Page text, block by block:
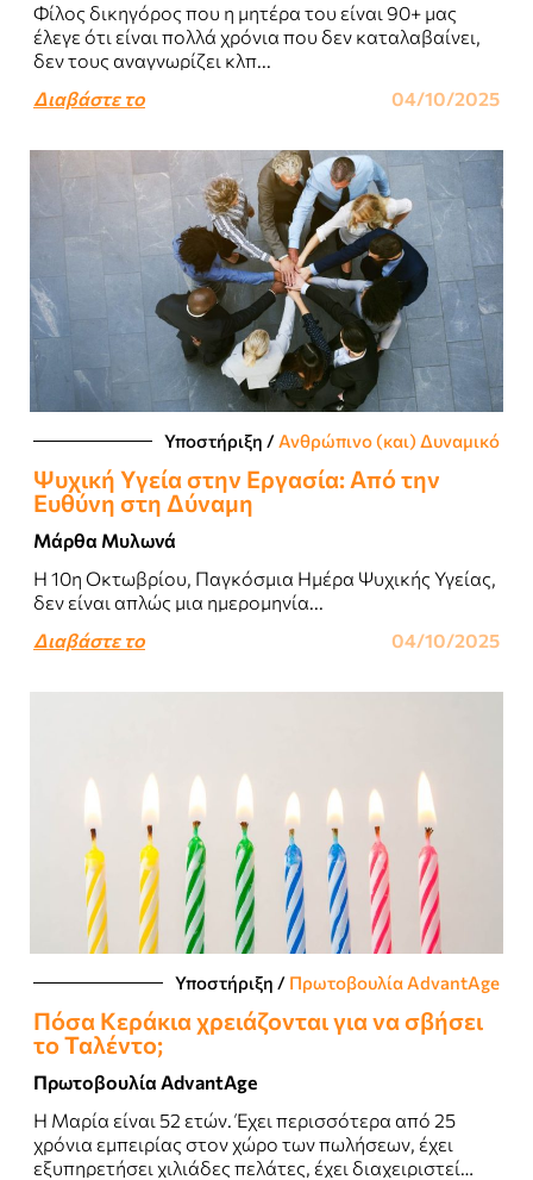
Φίλος δικηγόρος που η μητέρα του είναι 90+ μας
έλεγε ότι είναι πολλά χρόνια που δεν καταλαβαίνει,
δεν τους αναγνωρίζει κλπ...
Διαβάστε το
04/10/2025
Υποστήριξη / Ανθρώπινο (και) Δυναμικό
Ψυχική Yγεία στην Eργασία: Aπό την
Eυθύνη στη Δύναμη
Μάρθα Μυλωνά
Η 10η Οκτωβρίου, Παγκόσμια Ημέρα Ψυχικής Υγείας,
δεν είναι απλώς μια ημερομηνία...
Διαβάστε το
04/10/2025
Υποστήριξη / Πρωτοβουλία AdvantAge
Πόσα Κεράκια χρειάζονται για να σβήσει
το Ταλέντο;
Πρωτοβουλία AdvantAge
Η Μαρία είναι 52 ετών. Έχει περισσότερα από 25
χρόνια εμπειρίας στον χώρο των πωλήσεων, έχει
εξυπηρετήσει χιλιάδες πελάτες, έχει διαχειριστεί